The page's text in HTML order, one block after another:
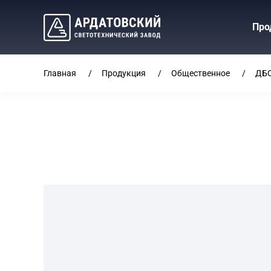
Главная Продукция Общественное